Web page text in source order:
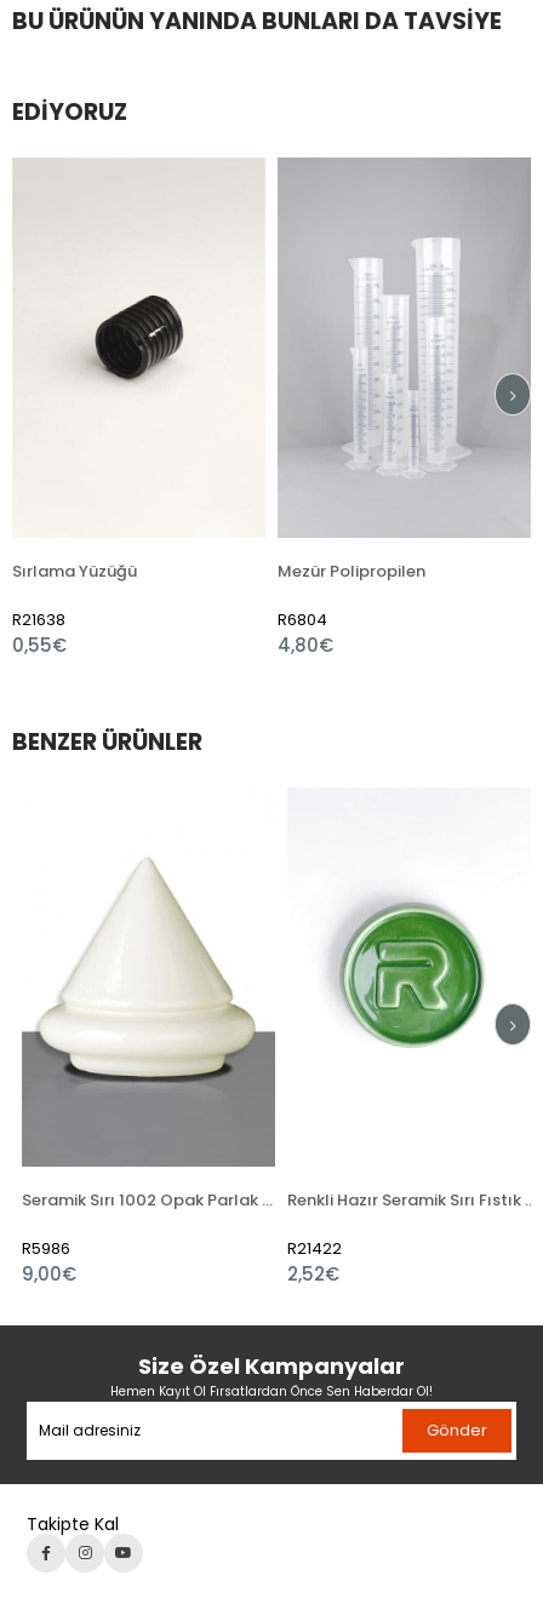
BU ÜRÜNÜN YANINDA BUNLARI DA TAVSIYE
EDIYORUZ
Yüzüğü Mezür Polipropilen
R6804
4,80€
BENZER ÜRÜNLER
Seramik Sırı 1002 Opak Parlak Toz
R5986
9,00€
Renkli Hazır Seramik Sırı Fıstık Yeşili 521-5
R21422
2,52€
Size Özel Kampanyalar
Hemen Kayıt Ol Fırsatlardan Önce Sen Haberdar Ol!
Gönder
Takipte Kal